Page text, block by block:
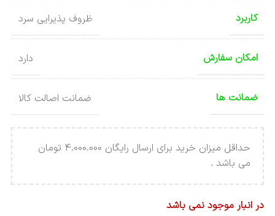
کاربرد ظروف پذیرایی سرد
امکان سفارش دارد
ضمانت ها ضمانت اصالت کالا
حداقل میزان خرید برای ارسال رایگان 4.000.000 تومان
می باشد .
در انبار موجود نمی باشد